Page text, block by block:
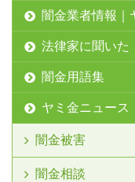
闇金業者情報｜
法律家に聞いた
闇金用語集
ヤミ金ニュース
闇金被害
闇金相談